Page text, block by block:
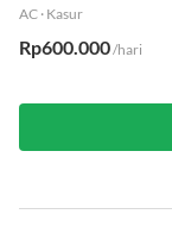
AC · Kasur
Rp600.000/hari